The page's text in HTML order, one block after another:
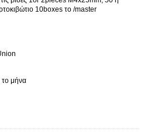
10boxes το /master
μήνα